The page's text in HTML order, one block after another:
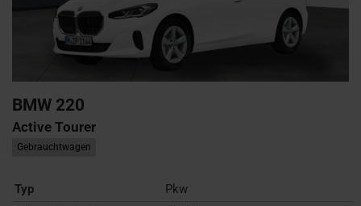
BMW 220
Active Tourer
Gebrauchtwagen
Typ
Pkw